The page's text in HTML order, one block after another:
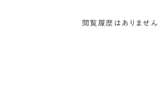
閲覧履歴はありません